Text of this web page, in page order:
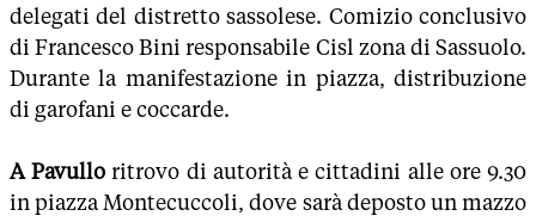
delegati del distretto sassolese. Comizio conclusivo
di Francesco Bini responsabile Cisl zona di Sassuolo.
Durante la manifestazione in piazza, distribuzione
di garofani e coccarde.
A Pavullo ritrovo di autorità e cittadini alle ore 9.30
in piazza Montecuccoli, dove sarà deposto un mazzo